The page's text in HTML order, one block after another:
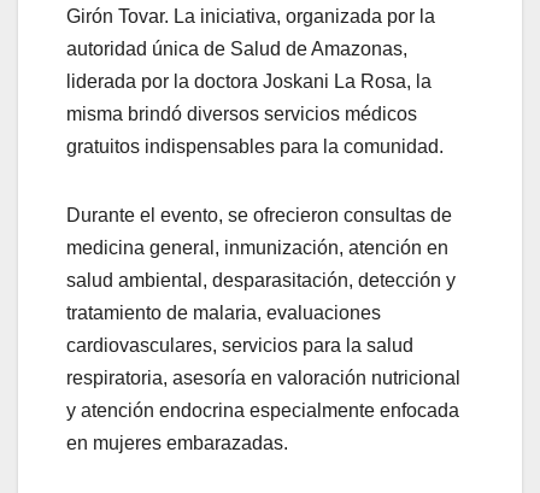
Girón Tovar. La iniciativa, organizada por la
autoridad única de Salud de Amazonas,
liderada por la doctora Joskani La Rosa, la
misma brindó diversos servicios médicos
gratuitos indispensables para la comunidad.
Durante el evento, se ofrecieron consultas de
medicina general, inmunización, atención en
salud ambiental, desparasitación, detección y
tratamiento de malaria, evaluaciones
cardiovasculares, servicios para la salud
respiratoria, asesoría en valoración nutricional
y atención endocrina especialmente enfocada
en mujeres embarazadas.